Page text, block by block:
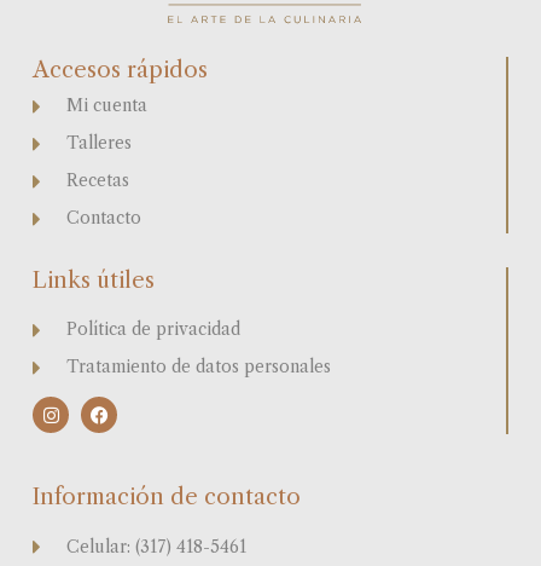
Accesos rápidos
Mi cuenta
Talleres
Recetas
Contacto
Links útiles
Política de privacidad
Tratamiento de datos personales
I
n
g
F
a
o
k
Información de contacto
Celular: (317) 418-5461